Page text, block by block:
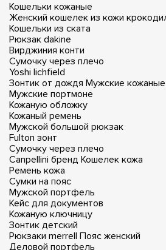
Кошельки кожаные
Женский кошелек из кожи
Кошельки из ската
Рюкзак dakine
Вирджиния конти
Сумочку через плечо
Yoshi lichfield
Зонтик от дождя Мужские кожаные
Мужские портмоне
Кожаную обложку
Кожаный ремень
Мужской большой рюкзак
Fulton зонт
Сумочку через плечо
Canpellini бренд Кошелек кожа
Ремень кожа
Сумки на пояс
Мужской портфель
Кейс для документов
Кожаную ключницу
Зонтик детский
Рюкзаки merrell Пояс женский
Деловой портфель